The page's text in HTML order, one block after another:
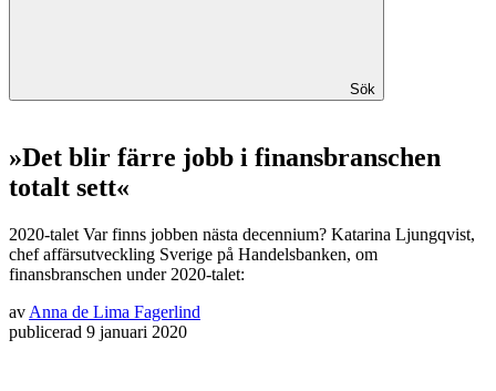
Sök
»Det blir färre jobb i finansbranschen
totalt sett«
2020-talet Var finns jobben nästa decennium? Katarina Ljungqvist,
chef affärsutveckling Sverige på Handelsbanken, om
finansbranschen under 2020-talet:
av Anna de Lima Fagerlind
publicerad 9 januari 2020